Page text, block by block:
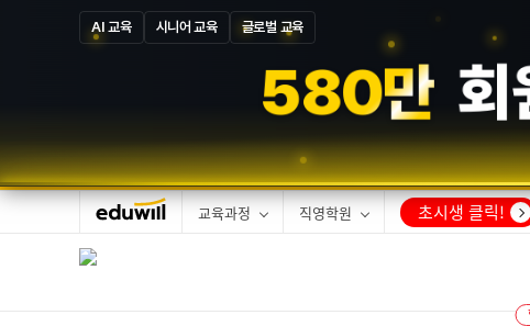
AI 교육 시니어 교육 글로벌 교육
587만 회
교육과정 직영학원 초시생 클릭!